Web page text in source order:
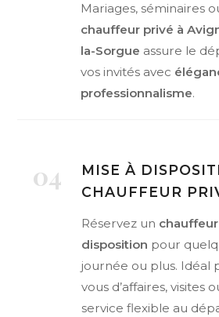
Mariages, séminaires
chauffeur privé à
la-Sorgue assure le
vos invités avec
professionnalisme.
04
MISE À
CHAUFFEUR
Réservez un chauffeur
disposition pour
journée ou plus. Idéal
vous d’affaires, visites
service flexible au